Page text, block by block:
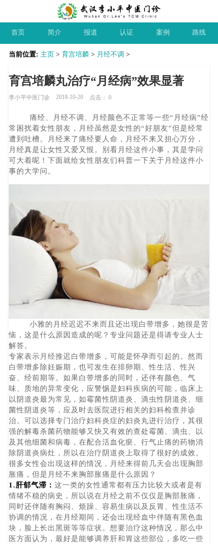
首页 简介 报道 认证 案例 路线
当前位置: 主页> 育宫培麟> 月经不调 >
育宫培麟丸治疗“月经病”效果显著
李小平中医门诊 2018-10-20 点击：0
痛经、月经不调、月经颜色不正常等一些“月经病”经
常困扰着女性朋友，月经虽然是女性的“好朋友”但是经常
遭到吐槽。月经来了痛经要人命，月经不来又担心万分，
月经真是让女性又爱又恨。别看月经这件小事，其是学问
可大着呢！下面就给女性朋友们科普一下关于月经这件小
事的大学问。
小雅的月经迟迟不来而且还出现白带增多，她很是苦
恼，这是什么原因造成的呢？专业问题还是得请专业人士
解答。
专家表示月经推迟白带增多，可能是怀孕而引起的。然而
白带增多除妊娠期，也可发生在排卵期、性生活、性兴
奋、经前期等。如果白带增多的同时，还伴有颜色、气
味、质地的异常变化，应警惕是妇科疾病的可能，临床上
以阴道炎最为常见，如霉菌性阴道炎、滴虫性阴道炎、细
菌性阴道炎等，应及时去医院进行相关的妇科检查并诊
治。可以选择专门治疗妇科炎症的妇炎丸进行治疗，其很
强的解毒杀菌药物能够又快又有效的查处霉菌、滴虫、以
及其他细菌和病毒，在配合活血化瘀、行气止痛的药物消
除阴道炎病灶，所以在治疗阴道炎上取得了很好的成效。
很多女性会出现这样的情况，月经来得前几天会出现胸部
胀痛，但是月经不来胸部胀痛是什么原因？
1.肝郁气滞： 这一类的女性通常都有压力比较大或者是有
情绪不稳的病史，所以说在月经之前不仅仅是胸部胀痛，
同时还伴随有胸闷、烦躁、容易生病以及反胃、性生活不
协调的情况，在月经期间，还会出现经血中伴随有黑色血
块，脸上长出黑斑等等症状。想要治疗这种情况，那么中
医方面认为，最好是能够调养肝和胃这些部位，多吃一些